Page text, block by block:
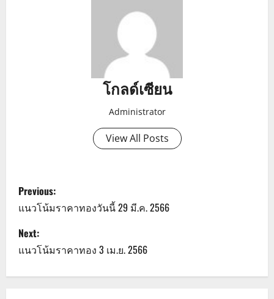
โกลด์เซียน
Administrator
View All Posts
P
o
s
t
Previous:
แนวโน้มราคาทองวันนี้ 29 มี.ค. 2566
Next:
แนวโน้มราคาทอง 3 เม.ย. 2566